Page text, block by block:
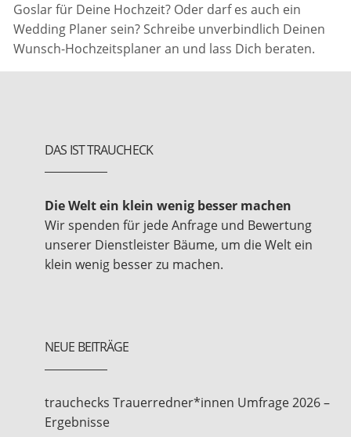
Goslar für Deine Hochzeit? Oder darf es auch ein
Wedding Planer sein? Schreibe unverbindlich Deinen
Wunsch-Hochzeitsplaner an und lass Dich beraten.
DAS IST TRAUCHECK
Die Welt ein klein wenig besser machen
Wir spenden für jede Anfrage und Bewertung
unserer Dienstleister Bäume, um die Welt ein
klein wenig besser zu machen.
NEUE BEITRÄGE
trauchecks Trauerredner*innen Umfrage 2026 –
Ergebnisse